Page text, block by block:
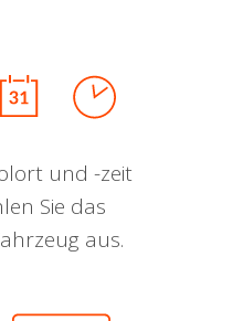
und -zeit
Sie das
aus.